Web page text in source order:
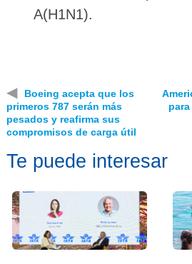
A(H1N1).
◀
Boeing acepta que los
primeros 787 serán más
pesados y reafirma sus
compromisos de carga útil
Te puede interesar